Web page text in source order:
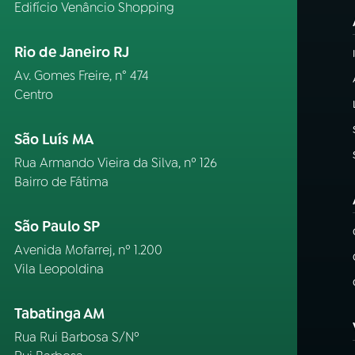
Edifício Venâncio Shopping
Rio de Janeiro RJ
Av. Gomes Freire, n° 474
Centro
São Luís MA
Rua Armando Vieira da Silva, nº 126
Bairro de Fátima
São Paulo SP
Avenida Mofarrej, nº 1.200
Vila Leopoldina
Tabatinga AM
Rua Rui Barbosa S/Nº